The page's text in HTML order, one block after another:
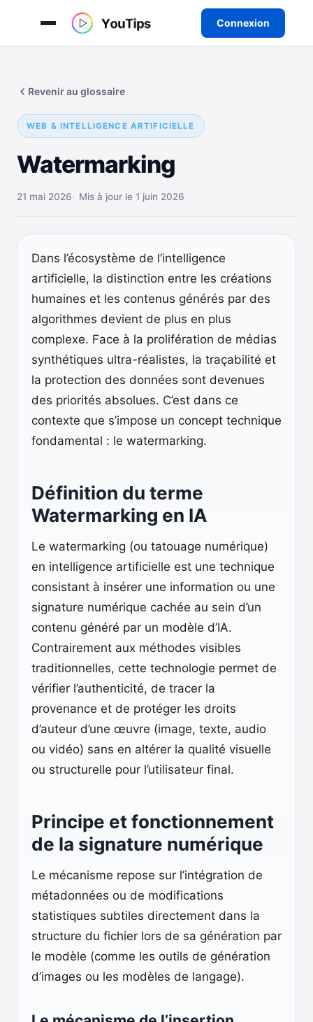
Connexion
contenu
WEB & INTELLIGENCE ARTIFICIELLE
Watermarking
Revenir au glossaire
21 mai 2026 Mis à jour le 1 juin 2026
Dans l’écosystème de l’intelligence
artificielle, la distinction entre les créations
humaines et les contenus générés par des
algorithmes devient de plus en plus
complexe. Face à la prolifération de médias
synthétiques ultra-réalistes, la traçabilité et
la protection des données sont devenues
des priorités absolues. C’est dans ce
contexte que s’impose un concept technique
fondamental : le watermarking.
Définition du terme
Watermarking en IA
Le watermarking (ou tatouage numérique)
en intelligence artificielle est une technique
consistant à insérer une information ou une
signature numérique cachée au sein d’un
contenu généré par un modèle d’IA.
Contrairement aux méthodes visibles
traditionnelles, cette technologie permet de
vérifier l’authenticité, de tracer la
provenance et de protéger les droits
d’auteur d’une œuvre (image, texte, audio
ou vidéo) sans en altérer la qualité visuelle
ou structurelle pour l’utilisateur final.
Principe et fonctionnement
de la signature numérique
Le mécanisme repose sur l’intégration de
métadonnées ou de modifications
statistiques subtiles directement dans la
structure du fichier lors de sa génération par
le modèle (comme les outils de génération
d’images ou les modèles de langage).